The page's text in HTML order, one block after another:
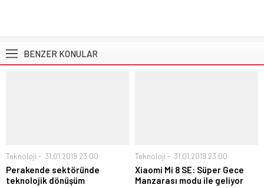
BENZER KONULAR
Teknoloji 31.01.2019 23:00
Perakende sektöründe
teknolojik dönüşüm
Teknoloji 31.01.2019 23:00
Xiaomi Mi 8 SE: Süper Gece
Manzarası modu ile geliyor